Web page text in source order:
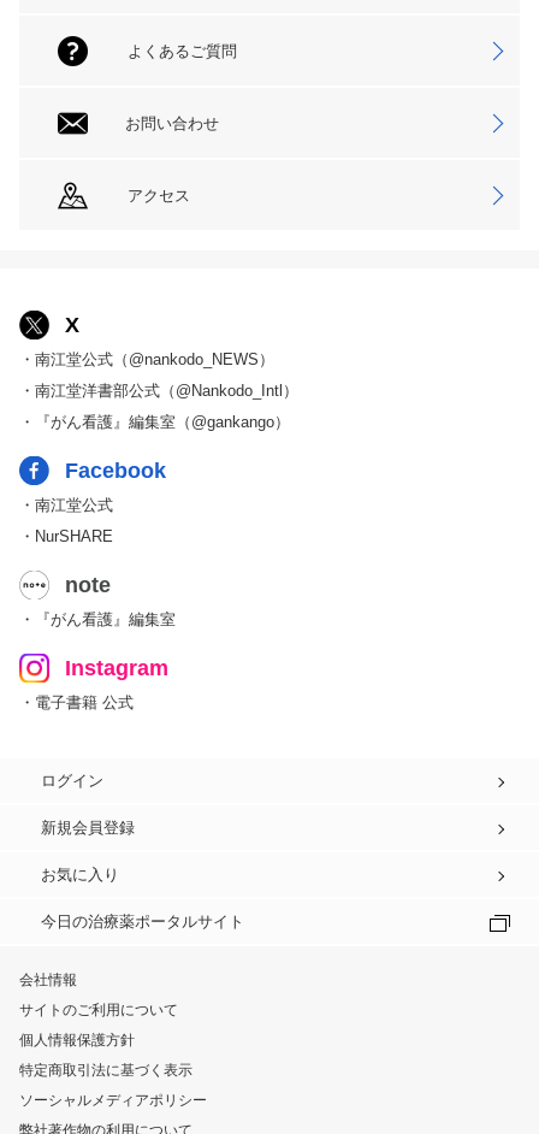
よくあるご質問
お問い合わせ
アクセス
X
・南江堂公式（@nankodo_NEWS）
・南江堂洋書部公式（@Nankodo_Intl）
・『がん看護』編集室（@gankango）
Facebook
・南江堂公式
・NurSHARE
note
・『がん看護』編集室
Instagram
・電子書籍 公式
ログイン
新規会員登録
お気に入り
今日の治療薬ポータルサイト
会社情報
サイトのご利用について
個人情報保護方針
特定商取引法に基づく表示
ソーシャルメディアポリシー
弊社著作物の利用について